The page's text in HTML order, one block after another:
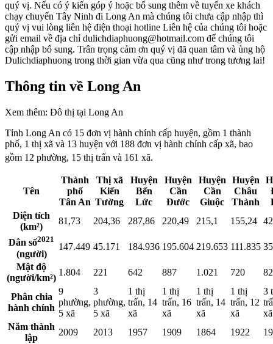
quý vị. Nếu có ý kiến góp ý hoặc bổ sung thêm về tuyến xe khách
chạy chuyến Tây Ninh đi Long An mà chúng tôi chưa cập nhập thì
quý vị vui lòng liên hệ điện thoại hotline Liên hệ của chúng tôi hoặc
gửi email về địa chỉ dulichdiaphuong@hotmail.com để chúng tôi
cập nhập bổ sung. Trân trọng cảm ơn quý vị đã quan tâm và ủng hộ
Dulichdiaphuong trong thời gian vừa qua cũng như trong tương lai!
Thông tin về Long An
Xem thêm: Đô thị tại Long An
Tỉnh Long An có 15 đơn vị hành chính cấp huyện, gồm 1 thành
phố, 1 thị xã và 13 huyện với 188 đơn vị hành chính cấp xã, bao
gồm 12 phường, 15 thị trấn và 161 xã.
Tên
Thành
phố
Tân An
Thị xã
Kiến
Tường
Huyện
Bến
Lức
Huyện
Cần
Đước
Huyện
Cần
Giuộc
Huyện
Châu
Thành
Diện tích
(km²)
81,73 204,36 287,86 220,49 215,1 155,24
Dân số2021
(người)
147.449 45.171 184.936 195.604 219.653 111.835
Mật độ
(người/km²)
1.804 221 642 887 1.021 720
Phân chia
hành chính
9
phường,
5 xã
3
phường,
5 xã
1 thị
trấn, 14
xã
1 thị
trấn, 16
xã
1 thị
trấn, 14
xã
1 thị
trấn, 12
xã
3
xã
Năm thành
lập
2009 2013 1957 1909 1864 1922